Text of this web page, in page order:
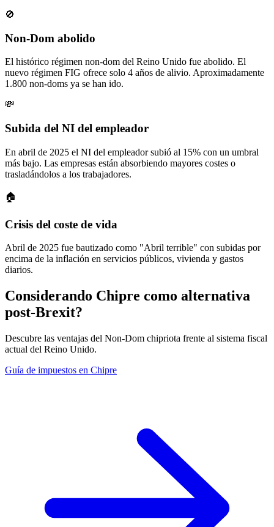
🚫
Non-Dom abolido
El histórico régimen non-dom del Reino Unido fue abolido. El
nuevo régimen FIG ofrece solo 4 años de alivio. Aproximadamente
1.800 non-doms ya se han ido.
💸
Subida del NI del empleador
En abril de 2025 el NI del empleador subió al 15% con un umbral
más bajo. Las empresas están absorbiendo mayores costes o
trasladándolos a los trabajadores.
🏠
Crisis del coste de vida
Abril de 2025 fue bautizado como "Abril terrible" con subidas por
encima de la inflación en servicios públicos, vivienda y gastos
diarios.
Considerando Chipre como alternativa
post-Brexit?
Descubre las ventajas del Non-Dom chipriota frente al sistema fiscal
actual del Reino Unido.
Guía de impuestos en Chipre